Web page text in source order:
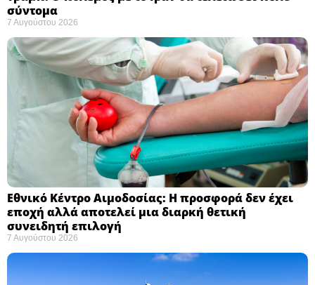
σύντομα ​
7 Αυγούστου 2026
Εθνικό Κέντρο Αιμοδοσίας: H προσφορά δεν έχει
εποχή αλλά αποτελεί μια διαρκή θετική
συνειδητή επιλογή ​
7 Αυγούστου 2026